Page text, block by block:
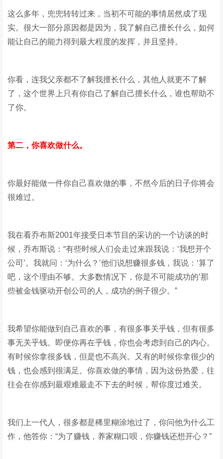
这么多年，兜兜转转过来，当初不可能的事情居然成了现
实。很大一部分原因都是因为，我了解自己擅长什么，如何
能让自己的能力得到最大程度的发挥，并且坚持。
你看，连我父亲都不了解我擅长什么，其他人就更不了解
了，这个世界上只有你自己了解自己擅长什么，谁也帮助不
了你。
第二，你喜欢做什么。
你最好能做一件你自己喜欢做的事，不然今后的日子你将会
很难过。
我在看乔布斯2001年接受日本节目的采访的一个访谈的时
候，乔布斯说：“有些时候人们会走过来跟我说：‘我想开个
公司’。我就问：‘为什么？’他们说想赚很多钱，我说：‘算了
吧，这个理由不够。大多数情况下，你是不可能成功的’那
些被金钱驱动开创公司的人，成功的例子很少。”
我希望你能做到自己喜欢的事，有很多事关乎钱，但有很多
事无关乎钱。即便你再在乎钱，你也会考虑到自己的内心。
有时候你拿很多钱，但是也不高兴。又有的时候你拿很少的
钱，也会感到很满足。你喜欢做的事情，因为这份热爱，往
往会在你感到最艰难最走不下去的时候，帮你度过难关。
我们上一代人，很多都是稀里糊涂地过了，你问他为什么工
作，他答你：“为了赚钱，养家糊口呗，你赚钱还想开心？”